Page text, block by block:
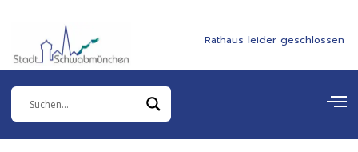
springen
Rathaus leider geschlossen